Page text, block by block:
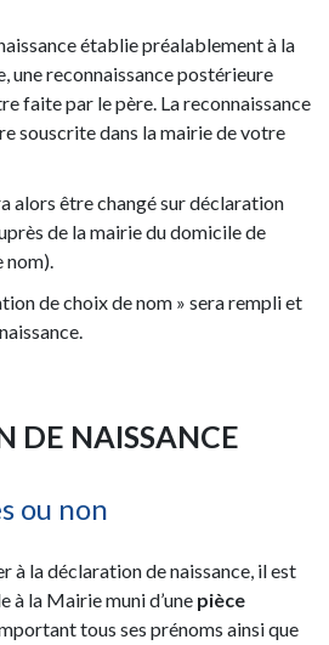
établie préalablement à la
une reconnaissance postérieure
faite par le père. La reconnaissance
souscrite dans la mairie de votre
alors être changé sur déclaration
de la mairie du domicile de
nom).
de choix de nom » sera rempli et
DE NAISSANCE
ou non
à la déclaration de naissance, il est
à la Mairie muni d’une pièce
tous ses prénoms ainsi que